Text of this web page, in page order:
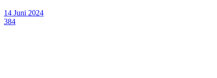
14 Juni 2024
384